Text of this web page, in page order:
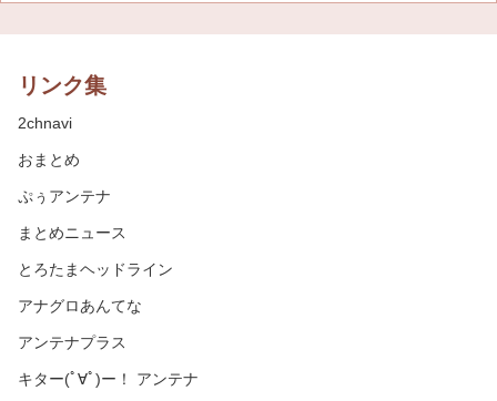
リンク集
2chnavi
おまとめ
ぷぅアンテナ
まとめニュース
とろたまヘッドライン
アナグロあんてな
アンテナプラス
キター(ﾟ∀ﾟ)ー！ アンテナ